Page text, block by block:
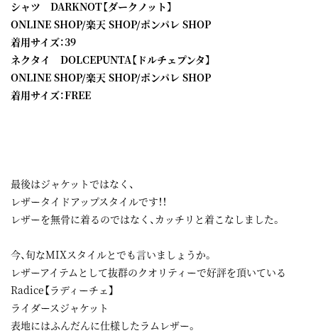
シャツ DARKNOT【ダークノット】
ONLINE SHOP/楽天 SHOP/ポンパレ SHOP
着用サイズ：39
ネクタイ DOLCEPUNTA【ドルチェプンタ】
ONLINE SHOP/楽天 SHOP/ポンパレ SHOP
着用サイズ：FREE
最後はジャケットではなく、
レザータイドアップスタイルです！！
レザーを無骨に着るのではなく、カッチリと着こなしました。
今、旬なMIXスタイルとでも言いましょうか。
レザーアイテムとして抜群のクオリティーで好評を頂いている
Radice【ラディーチェ】
ライダースジャケット
表地にはふんだんに仕様したラムレザー。